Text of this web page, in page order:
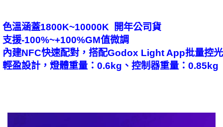
色溫涵蓋1800K~10000K 開年公司貨
支援-100%~+100%GM值微調
內建NFC快速配對，搭配Godox Light App批量控光
輕盈設計，燈體重量：0.6kg、控制器重量：0.85kg